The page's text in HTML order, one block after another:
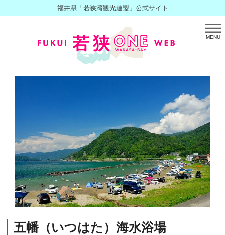
福井県「若狭湾観光連盟」公式サイト
MENU
五幡（いつはた）海水浴場